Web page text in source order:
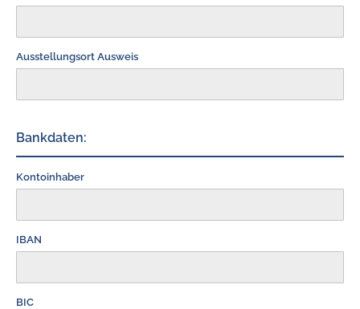
Ausstellungsort Ausweis
Bankdaten:
Kontoinhaber
IBAN
BIC